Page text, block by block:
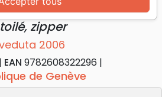
Bible compacte
zipper
2006
EAN 9782608322296
de Genève